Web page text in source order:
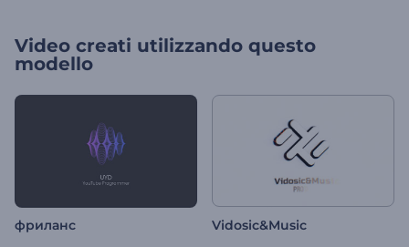
Video creati utilizzando questo
modello
фриланс Vidosic&Music